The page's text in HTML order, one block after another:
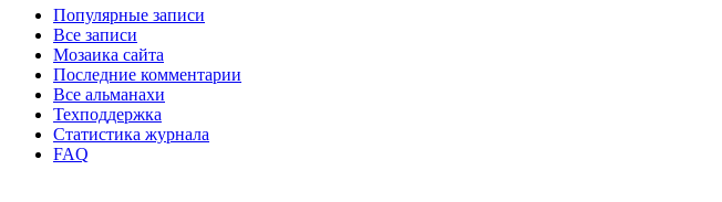
Популярные записи
Все записи
Мозаика сайта
Последние комментарии
Все альманахи
Техподдержка
Статистика журнала
FAQ